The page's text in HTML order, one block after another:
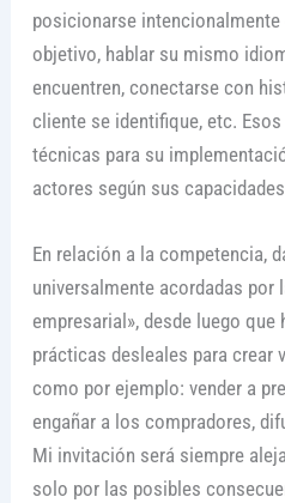
posicionarse
objetivo, hablar su mismo
encuentren, conectarse con
cliente se identifique, etc.
técnicas para su
actores según sus
En relación a la competencia,
universalmente acordadas por
empresarial», desde luego que
prácticas desleales para crear
como por ejemplo: vender a
engañar a los compradores,
Mi invitación será siempre
solo por las posibles